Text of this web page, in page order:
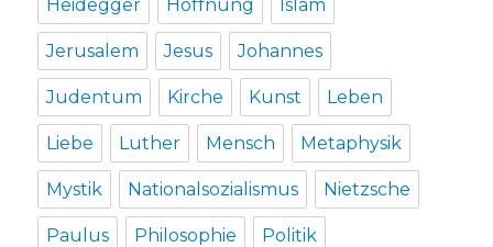
Heidegger Hoffnung Islam
Jerusalem Jesus Johannes
Judentum Kirche Kunst Leben
Liebe Luther Mensch Metaphysik
Mystik Nationalsozialismus Nietzsche
Paulus Philosophie Politik